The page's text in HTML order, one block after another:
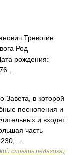
Тревогин
Род
рождения:
…
Завета, в которой
песнопения и
и входят
часть
…
словарь педагога)